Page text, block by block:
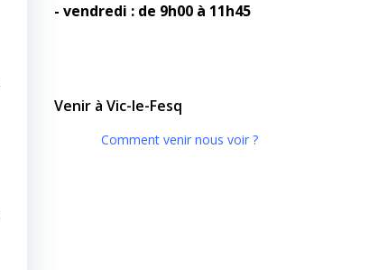
- vendredi : de 9h00 à 11h45
Venir à Vic-le-Fesq
Comment venir nous voir ?